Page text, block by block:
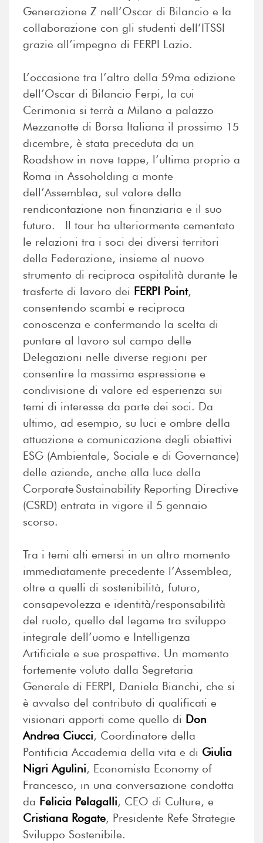
Generazione Z nell’Oscar di Bilancio e la
collaborazione con gli studenti dell’ITSSI
grazie all’impegno di FERPI Lazio.
L’occasione tra l’altro della 59ma edizione
dell’Oscar di Bilancio Ferpi, la cui
Cerimonia si terrà a Milano a palazzo
Mezzanotte di Borsa Italiana il prossimo 15
dicembre, è stata preceduta da un
Roadshow in nove tappe, l’ultima proprio a
Roma in Assoholding a monte
dell’Assemblea, sul valore della
rendicontazione non finanziaria e il suo
futuro. Il tour ha ulteriormente cementato
le relazioni tra i soci dei diversi territori
della Federazione, insieme al nuovo
strumento di reciproca ospitalità durante le
trasferte di lavoro dei FERPI Point,
consentendo scambi e reciproca
conoscenza e confermando la scelta di
puntare al lavoro sul campo delle
Delegazioni nelle diverse regioni per
consentire la massima espressione e
condivisione di valore ed esperienza sui
temi di interesse da parte dei soci. Da
ultimo, ad esempio, su luci e ombre della
attuazione e comunicazione degli obiettivi
ESG (Ambientale, Sociale e di Governance)
delle aziende, anche alla luce della
Corporate Sustainability Reporting Directive
(CSRD) entrata in vigore il 5 gennaio
scorso.
Tra i temi alti emersi in un altro momento
immediatamente precedente l’Assemblea,
oltre a quelli di sostenibilità, futuro,
consapevolezza e identità/responsabilità
del ruolo, quello del legame tra sviluppo
integrale dell’uomo e Intelligenza
Artificiale e sue prospettive. Un momento
fortemente voluto dalla Segretaria
Generale di FERPI, Daniela Bianchi, che si
è avvalso del contributo di qualificati e
visionari apporti come quello di Don
Andrea Ciucci, Coordinatore della
Pontificia Accademia della vita e di Giulia
Nigri Agulini, Economista Economy of
Francesco, in una conversazione condotta
da Felicia Pelagalli, CEO di Culture, e
Cristiana Rogate, Presidente Refe Strategie
Sviluppo Sostenibile.